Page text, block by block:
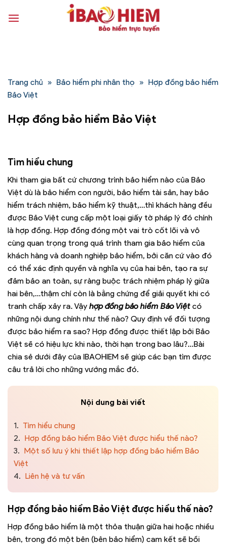
qua
Trang chủ » Bảo hiểm phi nhân thọ » Hợp đồng bảo hiểm
Bảo Việt
Hợp đồng bảo hiểm Bảo Việt
Tìm hiểu chung
Khi tham gia bất cứ chương trình bảo hiểm nào của Bảo
Việt dù là bảo hiểm con người, bảo hiểm tài sản, hay bảo
hiểm trách nhiệm, bảo hiểm kỹ thuật,…thì khách hàng đều
được Bảo Việt cung cấp một loại giấy tờ pháp lý đó chính
là hợp đồng. Hợp đồng đóng một vai trò cốt lõi và vô
cùng quan trọng trong quá trình tham gia bảo hiểm của
khách hàng và doanh nghiệp bảo hiểm, bởi căn cứ vào đó
có thể xác định quyền và nghĩa vụ của hai bên, tạo ra sự
đảm bảo an toàn, sự ràng buộc trách nhiệm pháp lý giữa
hai bên,…thậm chí còn là bằng chứng để giải quyết khi có
tranh chấp xảy ra. Vậy hợp đồng bảo hiểm Bảo Việtcó
những nội dung chính như thế nào? Quy định về đối tượng
được bảo hiểm ra sao? Hợp đồng được thiết lập bởi Bảo
Việt sẽ có hiệu lực khi nào, thời hạn trong bao lâu?…Bài
chia sẻ dưới đây của IBAOHIEM sẽ giúp các bạn tìm được
câu trả lời cho những vướng mắc đó.
Nội dung bài viết
1. Tìm hiểu chung
2. Hợp đồng bảo hiểm Bảo Việt được hiểu thế nào?
3. Một số lưu ý khi thiết lập hợp đồng bảo hiểm Bảo
Việt
4. Liên hệ và tư vấn
Hợp đồng bảo hiểm Bảo Việt được hiểu thế nào?
Hợp đồng bảo hiểm là một thỏa thuận giữa hai hoặc nhiều
bên, trong đó một bên (bên bảo hiểm) cam kết sẽ bồi